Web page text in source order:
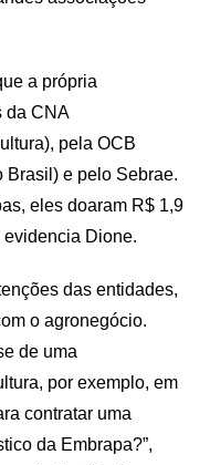
a própria
da CNA
pela OCB
Brasil) e pelo Sebrae.
eles doaram R$ 1,9
evidencia Dione.
das entidades,
o agronegócio.
de uma
por exemplo, em
contratar uma
da Embrapa?”,